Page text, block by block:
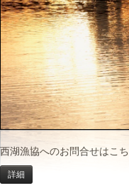
西湖漁協へのお問合せはこ
詳細